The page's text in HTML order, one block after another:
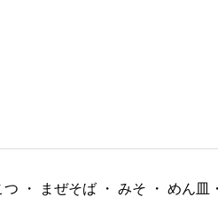
つ ・ まぜそば ・ みそ ・ めん皿